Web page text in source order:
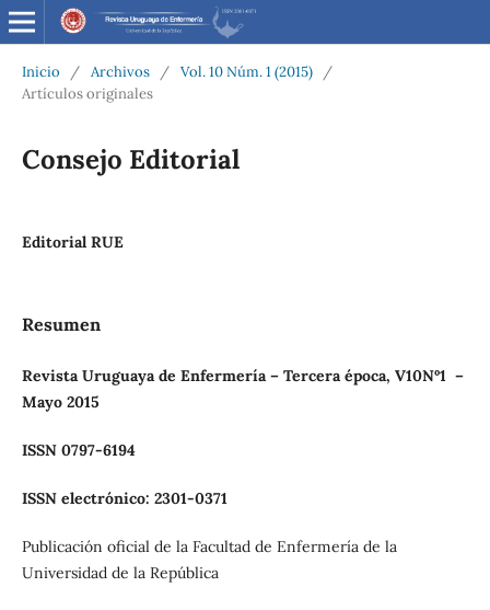
Inicio / Archivos / Vol. 10 Núm. 1 (2015)
/
Artículos originales
Consejo Editorial
Editorial RUE
Resumen
Revista Uruguaya de Enfermería– Tercera época, V10Nº1–
Mayo 2015
ISSN 0797-6194
ISSN electrónico: 2301-0371
Publicación oficial de la Facultad de Enfermería de la
Universidad de la República